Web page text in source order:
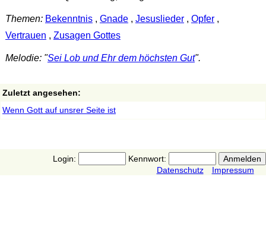
Themen: Bekenntnis, Gnade, Jesuslieder, Opfer,
Vertrauen , Zusagen Gottes
Melodie: "Sei Lob und Ehr dem höchsten Gut".
Zuletzt angesehen:
Wenn Gott auf unsrer Seite ist
Login:
Kennwort:
Datenschutz
Impressum